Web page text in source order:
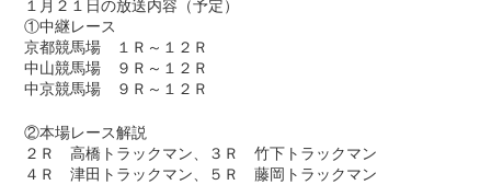
１月２１日の放送内容（予定）
①中継レース
京都競馬場 １Ｒ～１２Ｒ
中山競馬場 ９Ｒ～１２Ｒ
中京競馬場 ９Ｒ～１２Ｒ
②本場レース解説
２Ｒ 高橋トラックマン、３Ｒ 竹下トラックマン
４Ｒ 津田トラックマン、５Ｒ 藤岡トラックマン